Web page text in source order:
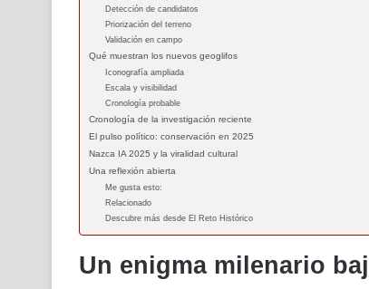
Detección de candidatos
Priorización del terreno
Validación en campo
Qué muestran los nuevos geoglifos
Iconografía ampliada
Escala y visibilidad
Cronología probable
Cronología de la investigación reciente
El pulso político: conservación en 2025
Nazca IA 2025 y la viralidad cultural
Una reflexión abierta
Me gusta esto:
Relacionado
Descubre más desde El Reto Histórico
Un enigma milenario